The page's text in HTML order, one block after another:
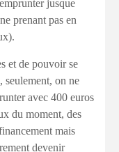
jusque
prenant pas en
et de pouvoir se
seulement, on ne
avec 400 euros
du moment, des
mais
devenir